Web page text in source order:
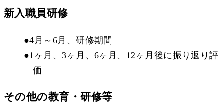
新入職員研修
●4月～6月、研修期間
●1ヶ月、3ヶ月、6ヶ月、12ヶ月後に振り返り評
価
その他の教育・研修等